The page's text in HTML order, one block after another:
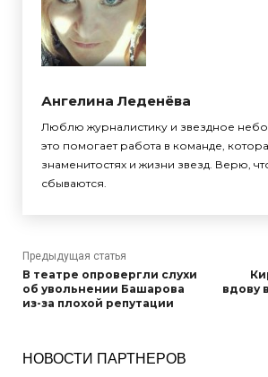
Ангелина Леденёва
Люблю журналистику и звездное небо.
это помогает работа в команде,
знаменитостях и жизни звезд. Верю,
сбываются.
Предыдущая статья
В театре опровергли слухи
об увольнении Башарова
из-за плохой репутации
вдову
НОВОСТИ ПАРТНЕРОВ